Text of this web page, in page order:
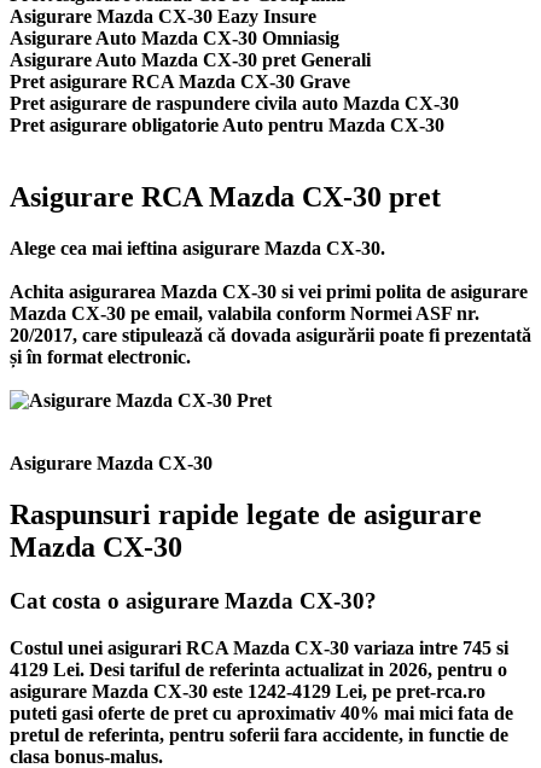
Asigurare Mazda CX-30 Eazy Insure
Asigurare Auto Mazda CX-30 Omniasig
Asigurare Auto Mazda CX-30 pret Generali
Pret asigurare RCA Mazda CX-30 Grave
Pret asigurare de raspundere civila auto Mazda CX-30
Pret asigurare obligatorie Auto pentru Mazda CX-30
Asigurare RCA Mazda CX-30 pret
Alege cea mai ieftina asigurare Mazda CX-30.
Achita asigurarea Mazda CX-30 si vei primi polita de asigurare
Mazda CX-30 pe email, valabila conform Normei ASF nr.
20/2017, care stipulează că dovada asigurării poate fi prezentată
și în format electronic.
Asigurare Mazda CX-30
Raspunsuri rapide legate de asigurare
Mazda CX-30
Cat costa o asigurare Mazda CX-30?
Costul unei asigurari RCA Mazda CX-30 variaza intre 745 si
4129 Lei. Desi tariful de referinta actualizat in 2026, pentru o
asigurare Mazda CX-30 este 1242-4129 Lei, pe pret-rca.ro
puteti gasi oferte de pret cu aproximativ 40% mai mici fata de
pretul de referinta, pentru soferii fara accidente, in functie de
clasa bonus-malus.